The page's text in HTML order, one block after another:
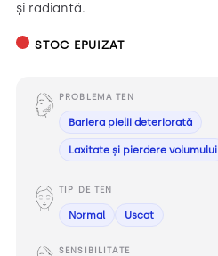
și radiantă.
STOC EPUIZAT
PROBLEMA TEN
Bariera pielii deteriorată
Laxitate și pierdere volumului
TIP DE TEN
Normal Uscat
SENSIBILITATE